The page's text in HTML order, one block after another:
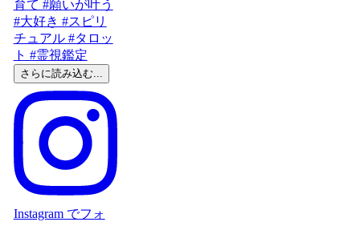
さらに読み込む...
Instagram でフォ